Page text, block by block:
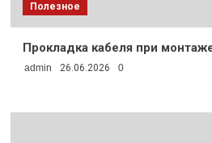
Полезное
Прокладка кабеля при
admin 26.06.2026 0